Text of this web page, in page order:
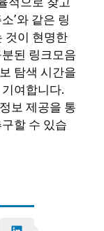
’와 같은 링
것이 현명한
된 링크모음
탐색 시간을
여합니다.
보 제공을 통
할 수 있습